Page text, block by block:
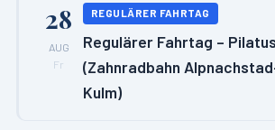
28
AUG
Fr
REGULÄRER FAHRTAG
Regulärer Fahrtag –
(Zahnradbahn
Kulm)